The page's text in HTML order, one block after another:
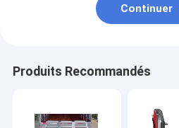
Continuer
Produits Recommandés